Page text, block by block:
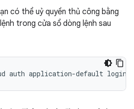
có thể uỷ quyền thủ công bằng
trong cửa sổ dòng lệnh sau